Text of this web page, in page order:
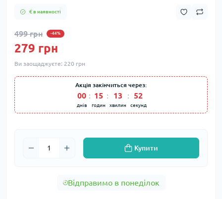
Є в наявності
499 грн -44%
279 грн
Ви заощаджуєте: 220 грн
Акція закінчиться через:
00
днів
15
годин
13
хвилин
52
секунд
Купити
Відправимо в понеділок